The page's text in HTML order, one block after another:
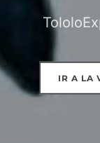
IR A LA